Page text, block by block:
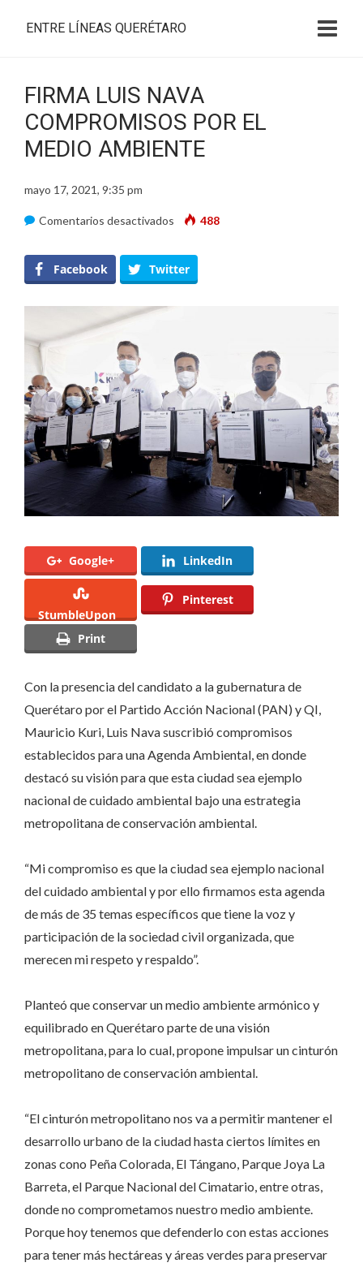
ENTRE LÍNEAS QUERÉTARO
FIRMA LUIS NAVA
COMPROMISOS POR EL
MEDIO AMBIENTE
mayo 17, 2021, 9:35 pm
Comentarios desactivados en
LUIS
NAVA
EL
MEDIO
AMBIENTE
488
Facebook Twitter
Google+ LinkedIn
StumbleUpon
Pinterest
Print
Con la presencia del candidato a la gubernatura de
Querétaro por el Partido Acción Nacional (PAN) y QI,
Mauricio Kuri, Luis Nava suscribió compromisos
establecidos para una Agenda Ambiental, en donde
destacó su visión para que esta ciudad sea ejemplo
nacional de cuidado ambiental bajo una estrategia
metropolitana de conservación ambiental.
“Mi compromiso es que la ciudad sea ejemplo nacional
del cuidado ambiental y por ello firmamos esta agenda
de más de 35 temas específicos que tiene la voz y
participación de la sociedad civil organizada, que
merecen mi respeto y respaldo”.
Planteó que conservar un medio ambiente armónico y
equilibrado en Querétaro parte de una visión
metropolitana, para lo cual, propone impulsar un cinturón
metropolitano de conservación ambiental.
“El cinturón metropolitano nos va a permitir mantener el
desarrollo urbano de la ciudad hasta ciertos límites en
zonas cono Peña Colorada, El Tángano, Parque Joya La
Barreta, el Parque Nacional del Cimatario, entre otras,
donde no comprometamos nuestro medio ambiente.
Porque hoy tenemos que defenderlo con estas acciones
para tener más hectáreas y áreas verdes para preservar